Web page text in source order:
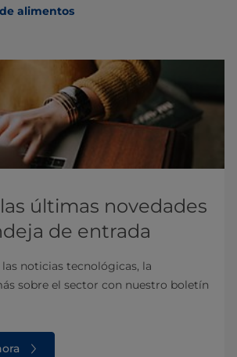
alimentos
últimas novedades
de entrada
noticias tecnológicas, la
sobre el sector con nuestro boletín